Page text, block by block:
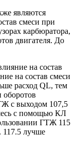
являются
смеси при
карбюратора,
двигателя. До
на состав
на состав смеси
расход QL, тем
оборотов
с выходом 107,5
с помощью КЛ
ГТЖ 115
117.5 лучше